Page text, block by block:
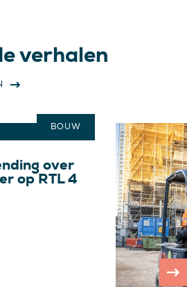
verhalen
over
op RTL 4
BOUW